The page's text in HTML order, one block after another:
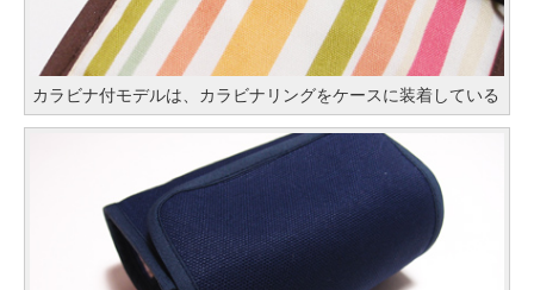
カラビナ付モデルは、カラビナリングをケースに装着している